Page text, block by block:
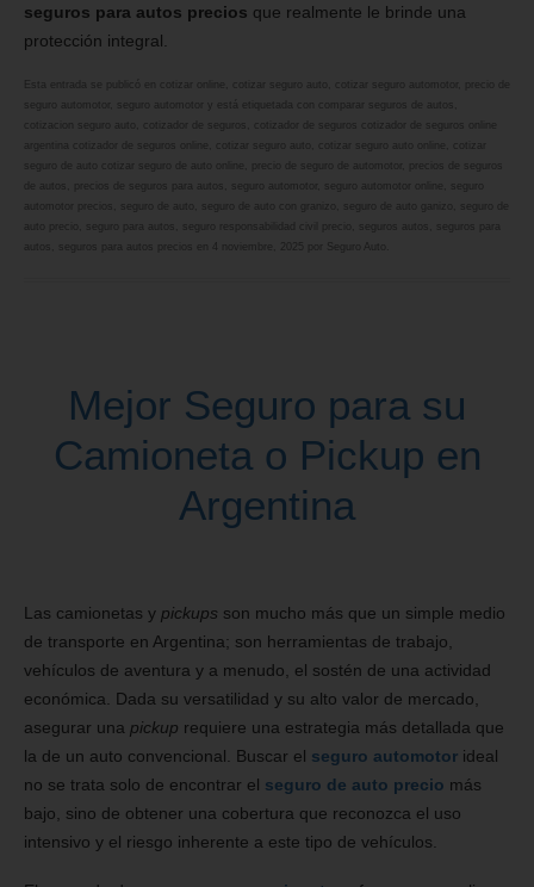
seguros para autos precios que realmente le brinde una
protección integral.
cotizar online cotizar seguro auto cotizar seguro automotor
cotizacion seguro auto
cotizador de seguros
cotizador de seguros cotizador de seguros online
argentina cotizador de seguros online
cotizar seguro auto cotizar seguro auto online
cotizar
seguro de auto cotizar seguro de auto online
seguro de auto con granizo seguro de auto ganizo
Seguro Auto
Mejor Seguro para su
Camioneta o Pickup en
Argentina
Las camionetas y pickups son mucho más que un simple medio
de transporte en Argentina; son herramientas de trabajo,
vehículos de aventura y a menudo, el sostén de una actividad
económica. Dada su versatilidad y su alto valor de mercado,
asegurar una pickup requiere una estrategia más detallada que
la de un auto convencional. Buscar el seguro automotor ideal
no se trata solo de encontrar el seguro de auto precio más
bajo, sino de obtener una cobertura que reconozca el uso
intensivo y el riesgo inherente a este tipo de vehículos.